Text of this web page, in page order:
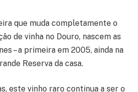
que muda completamente o
de vinha no Douro, nascem as
– a primeira em 2005, ainda na
Reserva da casa.
este vinho raro continua a ser o